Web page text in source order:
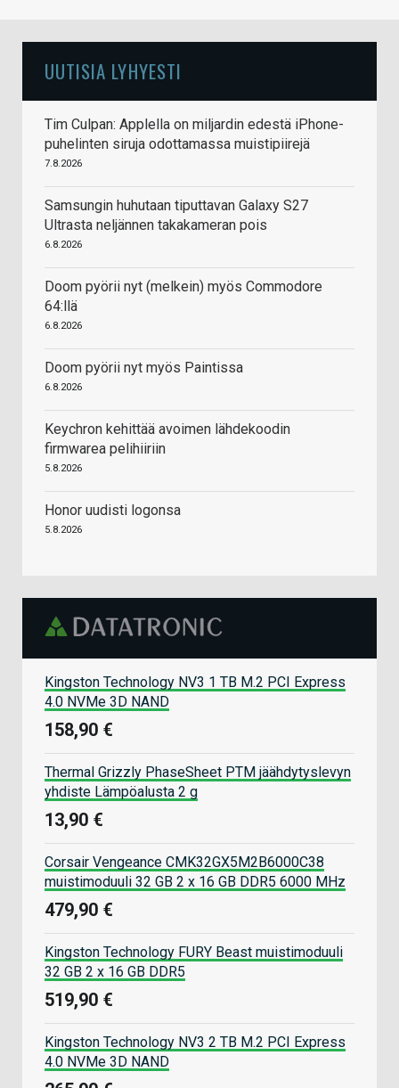
UUTISIA LYHYESTI
Tim Culpan: Applella on miljardin edestä iPhone-
puhelinten siruja odottamassa muistipiirejä
7.8.2026
Samsungin huhutaan tiputtavan Galaxy S27
Ultrasta neljännen takakameran pois
6.8.2026
Doom pyörii nyt (melkein) myös Commodore
64:llä
6.8.2026
Doom pyörii nyt myös Paintissa
6.8.2026
Keychron kehittää avoimen lähdekoodin
firmwarea pelihiiriin
5.8.2026
Honor uudisti logonsa
5.8.2026
Kingston Technology NV3 1 TB M.2 PCI Express
4.0 NVMe 3D NAND
158,90 €
Thermal Grizzly PhaseSheet PTM jäähdytyslevyn
yhdiste Lämpöalusta 2 g
13,90 €
Corsair Vengeance CMK32GX5M2B6000C38
muistimoduuli 32 GB 2 x 16 GB DDR5 6000 MHz
479,90 €
Kingston Technology FURY Beast muistimoduuli
32 GB 2 x 16 GB DDR5
519,90 €
Kingston Technology NV3 2 TB M.2 PCI Express
4.0 NVMe 3D NAND